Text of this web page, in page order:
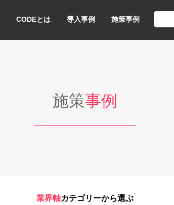
CODEとは 導入事例 施策事例
施策事例
業界軸カテゴリーから選ぶ